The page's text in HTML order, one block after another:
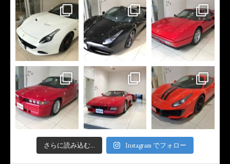
さらに読み込む... Instagram でフォロー